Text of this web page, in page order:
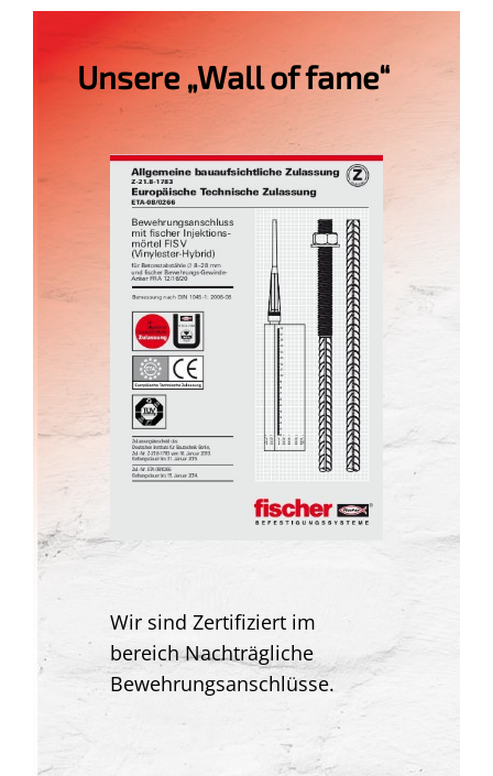
Unsere „Wall of fame“
Wir sind Zertifiziert im
bereich Nachträgliche
Bewehrungsanschlüsse.